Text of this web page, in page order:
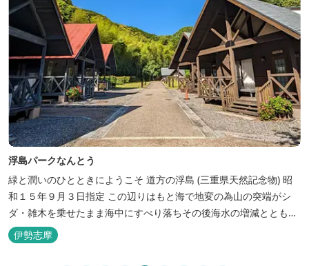
浮島パークなんとう
緑と潤いのひとときにようこそ ​道方の浮島 (三重県天然記念物) 昭
和１５年９月３日指定 この辺りはもと海で地変の為山の突端がシ
ダ・雑木を乗せたまま海中にすべり落ちその後海水の増減とともに
浮き沈みするようになったと伝えられています。 周辺は浮島を廻る
散策路が設けられ、また海岸線が一望できる展望塔へと続く遊歩道
伊勢志摩